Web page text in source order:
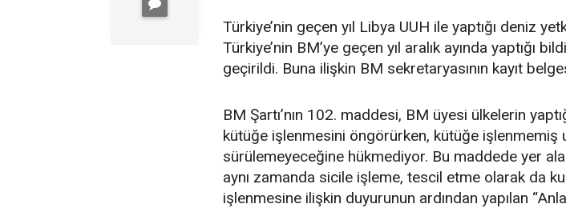
Türkiye’nin geçen yıl Libya UUH ile yaptığı deniz
Türkiye’nin BM’ye geçen yıl aralık ayında yaptığı
geçirildi. Buna ilişkin BM sekretaryasının kayıt
BM Şartı’nın 102. maddesi, BM üyesi ülkelerin
kütüğe işlenmesini öngörürken, kütüğe işlenmemiş
sürülemeyeceğine hükmediyor. Bu maddede yer
aynı zamanda sicile işleme, tescil etme olarak da
işlenmesine ilişkin duyurunun ardından yapılan